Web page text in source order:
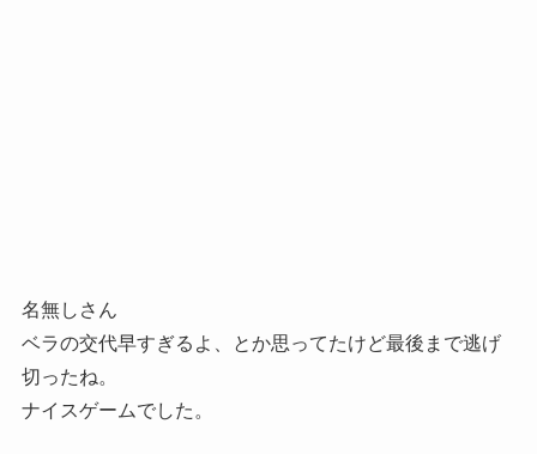
名無しさん
ベラの交代早すぎるよ、とか思ってたけど最後まで逃げ
切ったね。
ナイスゲームでした。